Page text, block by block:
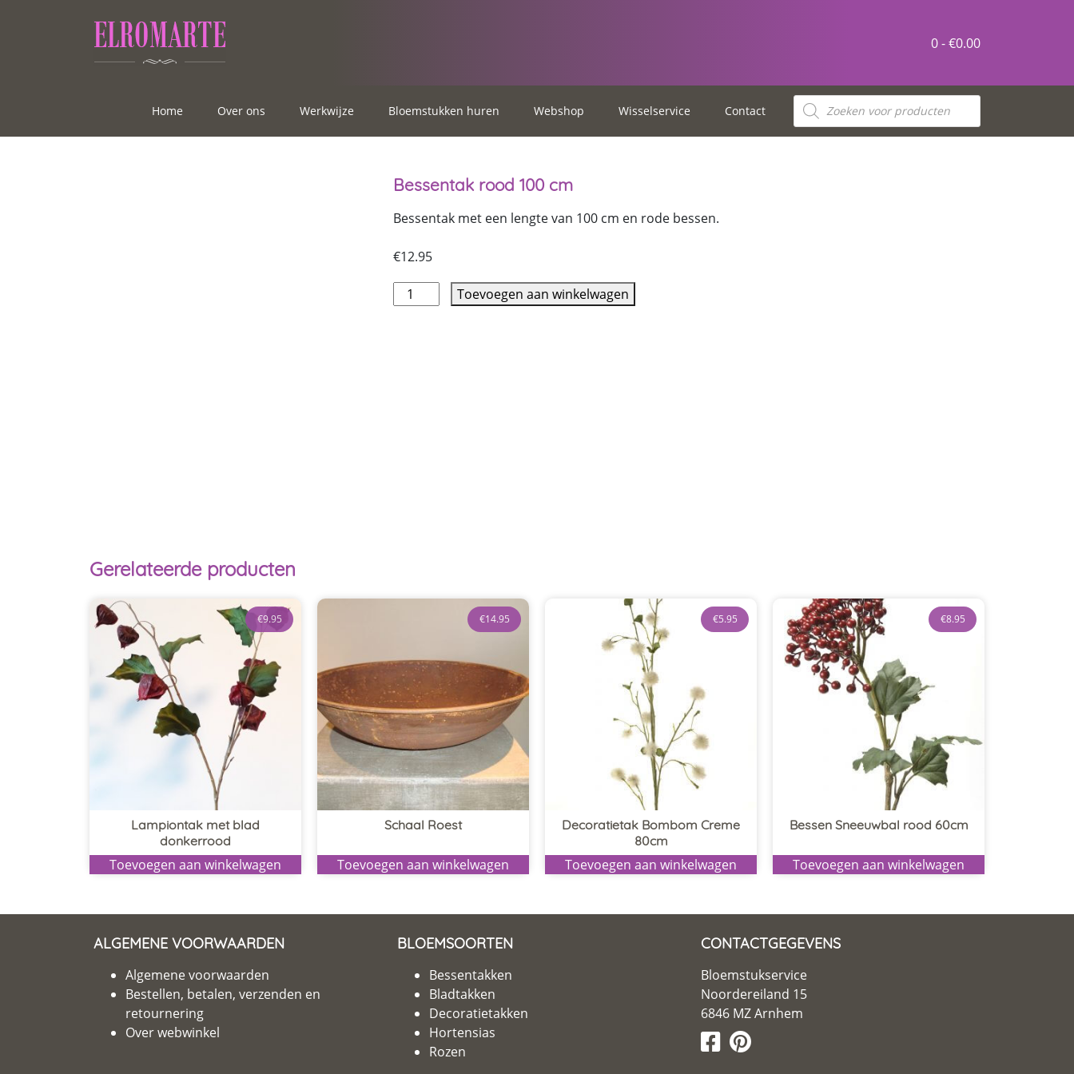
0 -€0.00
Home Over ons Werkwijze Bloemstukken huren Webshop Wisselservice Contact
Bessentak rood 100 cm
Bessentak met een lengte van 100 cm en rode bessen.
€12.95
Toevoegen aan winkelwagen
Gerelateerde producten
Lampiontak met blad
donkerrood
€9.95
Toevoegen aan winkelwagen
Schaal Roest
€14.95
Toevoegen aan winkelwagen
Decoratietak Bombom Creme
80cm
€5.95
Toevoegen aan winkelwagen
Bessen Sneeuwbal rood 60cm
€8.95
Toevoegen aan winkelwagen
ALGEMENE VOORWAARDEN
Algemene voorwaarden
Bestellen, betalen, verzenden en
retournering
Over webwinkel
BLOEMSOORTEN
Bessentakken
Bladtakken
Decoratietakken
Hortensias
Rozen
CONTACTGEGEVENS
Bloemstukservice
Noordereiland 15
6846 MZ Arnhem